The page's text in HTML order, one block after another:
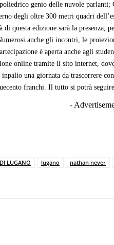
genio delle nuvole
degli oltre 300 metri quadri
edizione sarà la presenza,
anche gli incontri, le
è aperta anche agli
online tramite il sito internet,
una giornata da trascorrere
franchi. Il tutto si potrà
-
LUGANO lugano nathan never